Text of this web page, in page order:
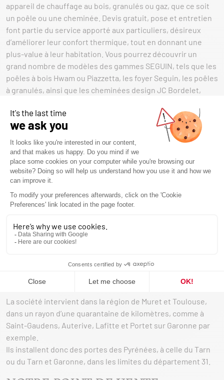
appareil de chauffage au bois, granulés ou gaz, que ce soit
un poêle ou une cheminée. Devis gratuit, pose et entretien
font partie du service apporté aux particuliers, désireux
d’améliorer leur confort thermique, tout en donnant une
plus-value à leur habitation. Vous pourrez découvrir un
grand nombre de modèles des gammes SEGUIN, tels que les
poêles à bois Hwam ou Piazzetta, les foyer Seguin, les poêles
à granulés, ainsi que les cheminées design JC Bordelet,
L’entretien est lui aussi pris en charge, via un contrat annuel
si vous le désirez.
UNE ÉQUIPE COMPÉTENTE
Fort d’une expérience d’une vingtaine d’annéesdans le
métier du chauffage au bois et au granulés, le gérant vous
de cheminée à foyer fermé, ou de poêle à bois ou granulés.
Son épouse quant à elle vous aidera et vous guidera dans les
auxquelles vous avez droit, tel que le Crédit d’Impôt par
exemple, ainsi que l’étude de financement.
La société intervient dans la région de Muret et Toulouse,
dans un rayon d’une quarantaine de kilomètres, comme à
Saint-Gaudens, Auterive, Lafitte et Portet sur Garonne par
exemple.
Ils installent donc des portes des Pyrénées, à celle du Tarn
ou du Tarn et Garonne, dans les limites du département 31.